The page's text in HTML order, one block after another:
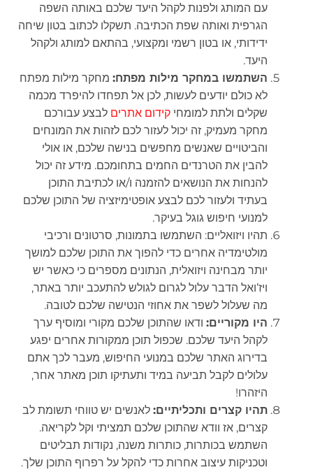
עם המותג ולפנות לקהל היעד שלכם באותה השפה
הגרפית ואותה שפת הכתיבה. תשקלו לכתוב בטון שיחה
ידידותי, או בטון רשמי ומקצועי, בהתאם למותג ולקהל
היעד.
השתמשו במחקר מילות מפתח: מחקר מילות מפתח
לא כולם יודעים לעשות, לכן אל תפחדו להיפרד מכמה
שקלים ולתת למומחי קידום אתרים לבצע עבורכם
מחקר מעמיק, זה יכול לעזור לכם לזהות את המונחים
והביטויים שאנשים מחפשים בנישה שלכם, או אולי
להבין את הטרנדים החמים בתחומכם. מידע זה יכול
להנחות את הנושאים להזמנה ו/או לכתיבת התוכן
בעתיד ולעזור לכם לבצע אופטימיזציה של התוכן שלכם
למנועי חיפוש גוגל בעיקר.
תהיו ויזואליים: השתמשו בתמונות, סרטונים ורכיבי
מולטימדיה אחרים כדי להפוך את התוכן שלכם למושך
יותר מבחינה ויזואלית, הנתונים מספרים כי כאשר יש
ויז’ואל הדבר עלול לגרום לגולש להתעכב יותר באתר,
מה שעלול לשפר את אחוזי הנטישה שלכם לטובה.
היו מקוריים: ודאו שהתוכן שלכם מקורי ומוסיף ערך
לקהל היעד שלכם. שכפול תוכן ממקורות אחרים יפגע
בדירוג האתר שלכם במנועי החיפוש, מעבר לכך אתם
עלולים לקבל תביעה במיד ותעתיקו תוכן מאתר אחר,
היזהרו!
תהיו קצרים ותכליתיים: לאנשים יש טווחי תשומת לב
קצרים, אז וודא שהתוכן שלכם תמציתי וקל לקריאה.
השתמש בכותרות, כותרות משנה, נקודות תבליטים
וטכניקות עיצוב אחרות כדי להקל על רפרוף התוכן שלך.